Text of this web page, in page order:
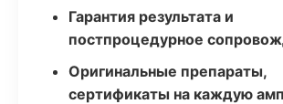
Гарантия результата и
постпроцедурное
Оригинальные препараты,
сертификаты на каждую